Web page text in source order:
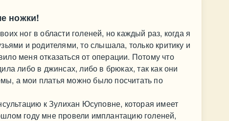
ножки!
ног в области голеней, но каждый раз, когда я
и родителями, то слышала, только критику и
меня отказаться от операции. Потому что
либо в джинсах, либо в брюках, так как они
а мои платья можно было посчитать по
к Зулихан Юсуповне, которая имеет
году мне провели имплантацию голеней,